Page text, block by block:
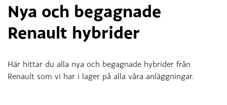
Nya och begagnade
Renault hybrider
Här hittar du alla nya och begagnade hybrider från
Renault som vi har i lager på alla våra anläggningar.